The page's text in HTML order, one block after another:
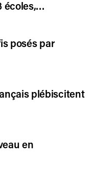
écoles,…
posés par
plébiscitent
en